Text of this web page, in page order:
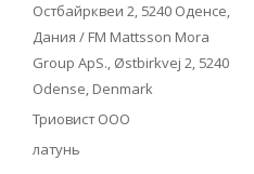
Остбайрквеи 2, 5240 Оденсе,
Дания / FM Mattsson Mora
Group ApS., Østbirkvej 2, 5240
Odense, Denmark
Триовист ООО
латунь